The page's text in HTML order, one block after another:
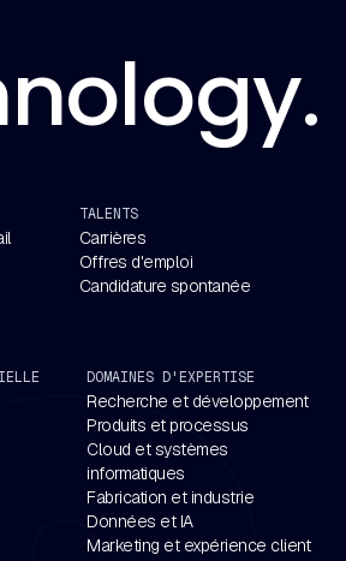
TALENTS
Carrières
Offres d'emploi
Candidature spontanée
DOMAINES D'EXPERTISE
Recherche et développement
Produits et processus
Cloud et systèmes
informatiques
Fabrication et industrie
Données et IA
Marketing et expérience client